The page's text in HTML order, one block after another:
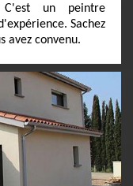
C'est un peintre
Sachez
avez convenu.